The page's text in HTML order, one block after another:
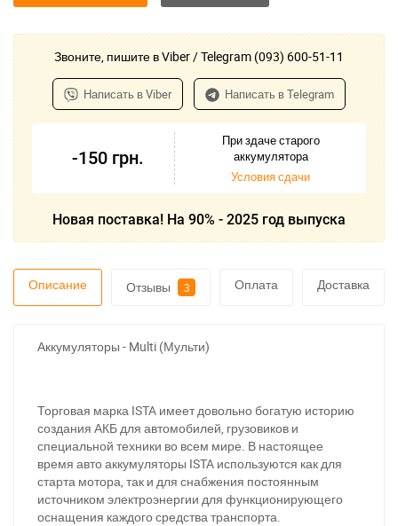
Звоните, пишите в Viber / Telegram (093) 600-51-11
Написать в Viber Написать в Telegram
-150 грн.
При здаче старого
аккумулятора
Условия сдачи
Новая поставка! На 90% - 2025 год выпуска
Описание Отзывы 3 Оплата Доставка
Аккумуляторы - Multi (Мульти)
Торговая марка ISTA имеет довольно богатую историю
создания АКБ для автомобилей, грузовиков и
специальной техники во всем мире. В настоящее
время авто аккумуляторы ISTA используются как для
старта мотора, так и для снабжения постоянным
источником электроэнергии для функционирующего
оснащения каждого средства транспорта.